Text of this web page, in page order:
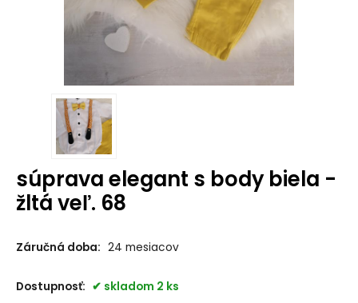
súprava elegant s body biela -
žltá veľ. 68
Záručná doba: 24 mesiacov
Dostupnosť: skladom 2 ks